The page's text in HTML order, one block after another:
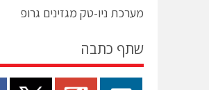
מערכת ניו-טק מגזינים גרופ
שתף כתבה